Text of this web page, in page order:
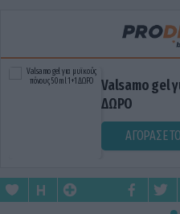
Valsamo gel
ΔΩΡΟ
ΑΓΟΡΑΣΕ ΤΟ